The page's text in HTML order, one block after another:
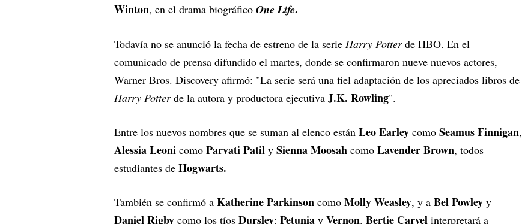
Winton, en el drama biográfico One Life.
Todavía no se anunció la fecha de estreno de la serie Harry Potterde HBO. En el
comunicado de prensa difundido el martes, donde se confirmaron nueve nuevos actores,
Warner Bros. Discovery afirmó: "La serie será una fiel adaptación de los apreciados libros de
Harry Potterde la autora y productora ejecutiva J.K. Rowling".
Entre los nuevos nombres que se suman al elenco están Leo Earley como Seamus Finnigan,
Alessia Leoni como Parvati Patil y Sienna Moosah como Lavender Brown, todos
estudiantes de Hogwarts.
También se confirmó a Katherine Parkinson como Molly Weasley, y a Bel Powley y
Daniel Rigby como los tíos Dursley: Petunia y Vernon. Bertie Carvel interpretará a